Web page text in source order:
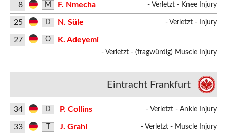
8 M F. Nmecha - Verletzt - Knee Injury
25 D N. Süle - Verletzt - Injury
27 O K. Adeyemi
- Verletzt - (fragwürdig) Muscle Injury
Eintracht Frankfurt
34 D P. Collins - Verletzt - Ankle Injury
33 J. Grahl - Verletzt - Muscle Injury